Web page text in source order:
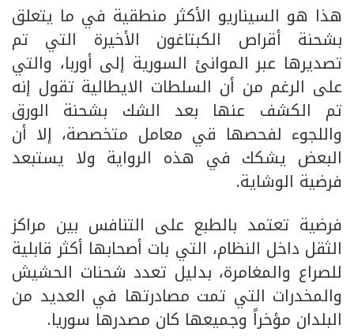
هذا هو السيناريو الأكثر منطقية في ما يتعلق
بشحنة أقراص الكبتاغون الأخيرة التي تم
تصديرها عبر الموانئ السورية إلى أوربا، والتي
على الرغم من أن السلطات الايطالية تقول إنه
تم الكشف عنها بعد الشك بشحنة الورق
واللجوء لفحصها قي معامل متخصصة، إلا أن
البعض يشكك في هذه الرواية ولا يستبعد
فرضية الوشاية.
فرضية تعتمد بالطبع على التنافس بين مراكز
الثقل داخل النظام، التي بات أصحابها أكثر قابلية
للصراع والمغامرة، بدليل تعدد شحنات الحشيش
والمخدرات التي تمت مصادرتها في العديد من
البلدان مؤخراً وجميعها كان مصدرها سوريا.